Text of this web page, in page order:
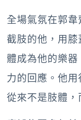
全場氣氛在郭
截肢的他，用
體成為他的樂
力的回應。他
從來不是肢體，